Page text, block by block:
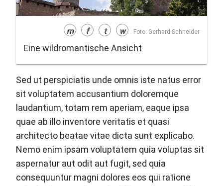
m f t w Foto: Gerhard Schneider
Eine wildromantische Ansicht
Sed ut perspiciatis unde omnis iste natus error
sit voluptatem accusantium doloremque
laudantium, totam rem aperiam, eaque ipsa
quae ab illo inventore veritatis et quasi
architecto beatae vitae dicta sunt explicabo.
Nemo enim ipsam voluptatem quia voluptas sit
aspernatur aut odit aut fugit, sed quia
consequuntur magni dolores eos qui ratione